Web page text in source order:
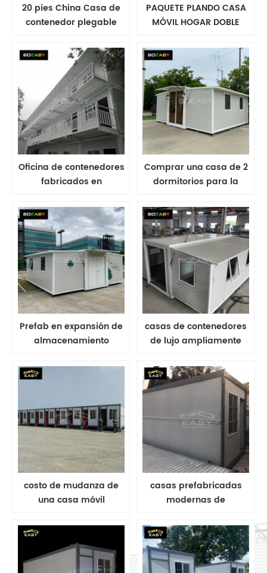
20 pies China Casa de
contenedor plegable
dormitorio laboral
PAQUETE PLANDO CASA
MÓVIL HOGAR DOBLE
Oficina de contenedores
fabricados en
construcción
Comprar una casa de 2
dormitorios para la
venta
Prefab en expansión de
almacenamiento
contenedores diseños
casas de contenedores
de lujo ampliamente
costo de mudanza de
una casa móvil
plegable
casas prefabricadas
modernas de